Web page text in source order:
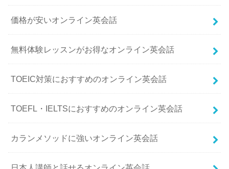
価格が安いオンライン英会話
無料体験レッスンがお得なオンライン英会話
TOEIC対策におすすめのオンライン英会話
TOEFL・IELTSにおすすめのオンライン英会話
カランメソッドに強いオンライン英会話